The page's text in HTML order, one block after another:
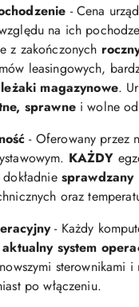
- Cena
na ich
z zakończonych
leasingowych,
leżaki magazynowe.
sprawnei wolne
- Oferowany przez
KAŻDY
sprawdzanyi
oraz
- Każdy
aktualny system
sterownikami
po włączeniu.